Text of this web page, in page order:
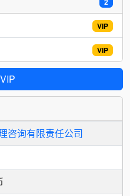
VIP
VIP
咨询有限责任公司